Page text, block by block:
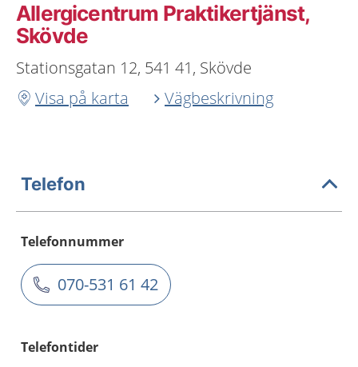
Allergicentrum Praktikertjänst,
Skövde
Stationsgatan 12, 541 41, Skövde
Visa på karta
Vägbeskrivning
Telefon
Telefonnummer
070-531 61 42
Telefontider